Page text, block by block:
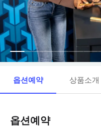
옵션예약 상품소개
옵션예약